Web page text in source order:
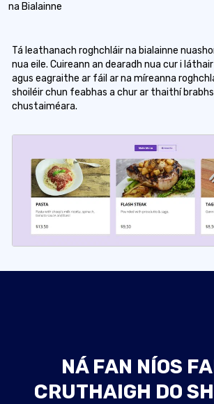
na Bialainne
Tá leathanach roghchláir na bialainne
nua eile. Cuireann an dearadh nua cur i
agus eagraithe ar fáil ar na míreanna
shoiléir chun feabhas a chur ar thaithí
chustaiméara.
NÁ FAN NÍOS
CRUTHAIGH DO